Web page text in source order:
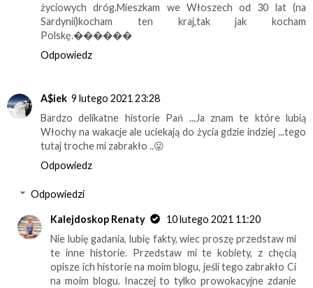
życiowych dróg.Mieszkam we Włoszech od 30 lat (na
Sardynii)kocham ten kraj,tak jak kocham
Polskę.������
Odpowiedz
A$iek 9 lutego 2021 23:28
Bardzo delikatne historie Pań ...Ja znam te które lubią
Włochy na wakacje ale uciekają do życia gdzie indziej ...tego
tutaj troche mi zabrakło ..😛
Odpowiedz
Odpowiedzi
Kalejdoskop Renaty
10 lutego 2021 11:20
Nie lubię gadania, lubię fakty, wiec proszę przedstaw mi
te inne historie. Przedstaw mi te kobiety, z chęcią
opisze ich historie na moim blogu, jeśli tego zabrakło Ci
na moim blogu. Inaczej to tylko prowokacyjne zdanie